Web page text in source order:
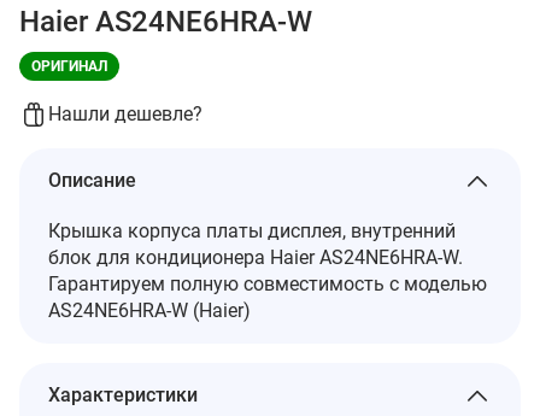
Haier AS24NE6HRA-W
ОРИГИНАЛ
Нашли дешевле?
Описание
Крышка корпуса платы дисплея, внутренний
блок для кондиционера Haier AS24NE6HRA-W.
Гарантируем полную совместимость с моделью
AS24NE6HRA-W (Haier)
Характеристики